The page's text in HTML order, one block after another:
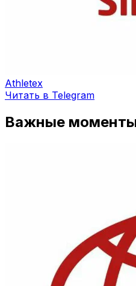
Athletex
Читать в Telegram
Важные моменты